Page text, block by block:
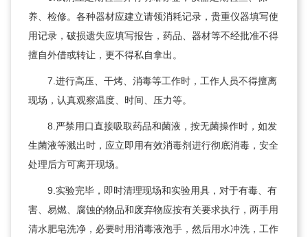
养、检修。各种器材应建立请领消耗记录，贵重仪器填写使
用记录，破损遗失应填写报告，药品、器材等不经批准不得
擅自外借或转让，更不得私自拿出。
7.进行高压、干烤、消毒等工作时，工作人员不得擅离
现场，认真观察温度、时间、压力等。
8.严禁用口直接吸取药品和菌液，按无菌操作时，如发
生菌液等溅出时，应立即用有效消毒剂进行彻底消毒，安全
处理后方可离开现场。
9.实验完毕，即时清理现场和实验用具，对于有毒、有
害、易燃、腐蚀的物品和废弃物应按有关要求执行，两手用
清水肥皂洗净，必要时用消毒液泡手，然后用水冲洗，工作